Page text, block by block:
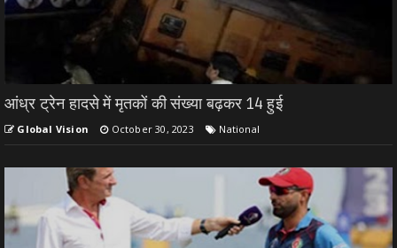
आंध्र ट्रेन हादसे में मृतकों की संख्या बढ़कर 14 हुई
Global Vision October 30, 2023 National